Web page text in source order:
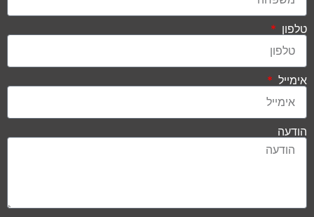
טלפון
אימייל
הודעה